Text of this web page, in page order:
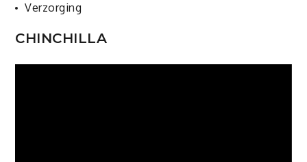
Verzorging
CHINCHILLA